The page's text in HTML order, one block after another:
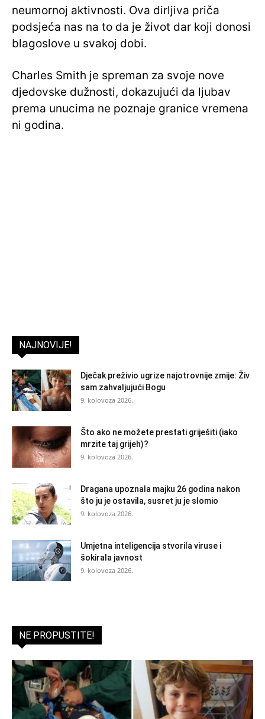
neumornoj aktivnosti. Ova dirljiva priča
podsjeća nas na to da je život dar koji donosi
blagoslove u svakoj dobi.
Charles Smith je spreman za svoje nove
djedovske dužnosti, dokazujući da ljubav
prema unucima ne poznaje granice vremena
ni godina.
NAJNOVIJE!
Dječak preživio ugrize najotrovnije zmije: Živ
sam zahvaljujući Bogu
9. kolovoza 2026.
Što ako ne možete prestati griješiti (iako
mrzite taj grijeh)?
9. kolovoza 2026.
Dragana upoznala majku 26 godina nakon
što ju je ostavila, susret ju je slomio
9. kolovoza 2026.
Umjetna inteligencija stvorila viruse i
šokirala javnost
9. kolovoza 2026.
NE PROPUSTITE!